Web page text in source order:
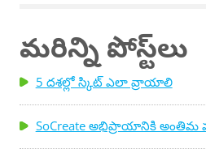
6 చిట్కాలు: మీ ప్రేక్షకులు ఎవరో
భాగం. ప్రతి కథ అందరికీ కాదు, కానీ
ఆంగ్ల భాషలో మాట్లాడే ప్రేక్షకులకే
ఆరాధించడం ప్రారంభించగలన్ని
మరిన్ని పోస్ట్‌లు
5 దశల్లో స్కిట్ ఎలా వ్రాయాలి
SoCreate అభిప్రాయానికి అంతిమ